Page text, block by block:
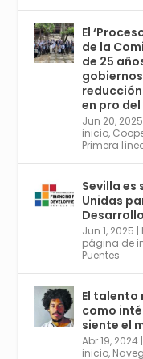
Avata
r
Sevilla
21 May
Conoce a
que ha
la
https://
2
Avata
Sevilla
30 Abr
provincia.
El
de la
de 25
en pro
Jun 20, 2025
inicio,
Primera
Sevilla es
Unidas
Jun 1, 2025 |
página de
Puentes
El talento
como
siente el
Abr 19, 2024 |
inicio,